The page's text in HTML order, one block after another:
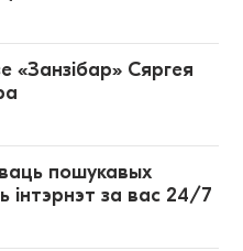
«Занзібар» Сяргея
пошукавых
інтэрнэт за вас 24/7